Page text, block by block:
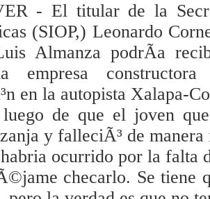
- El titular de la
(SIOP,) Leonardo
Almanza podrÃ­a
empresa
en la autopista Xalapa-
de que el joven
y falleciÃ³ de manera
ocurrido por la falta
checarlo. Se tiene